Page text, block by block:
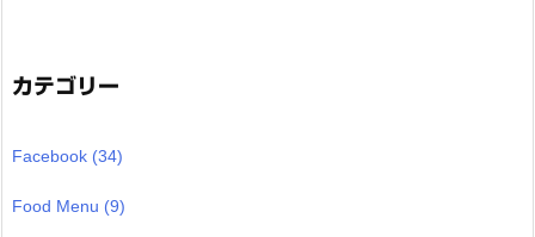
カテゴリー
Facebook (34)
Food Menu (9)